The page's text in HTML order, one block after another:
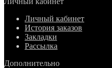
Личный кабинет
История заказов
Закладки
Рассылка
Дополнительно